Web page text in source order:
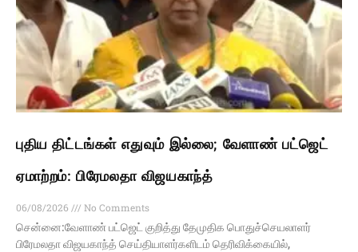
புதிய திட்டங்கள் எதுவும் இல்லை; வேளாண் பட்ஜெட்
ஏமாற்றம்: பிரேமலதா விஜயகாந்த்
06/08/2026
No Comments
சென்னை:வேளாண் பட்ஜெட் குறித்து தேமுதிக பொதுச்செயலாளர்
பிரேமலதா விஜயகாந்த் செய்தியாளர்களிடம் தெரிவிக்கையில்,